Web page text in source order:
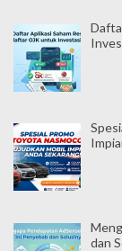
dan